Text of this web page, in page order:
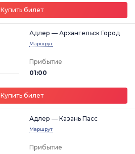
Купить билет
Адлер — Архангельск Город
Маршрут
Прибытие
01:00
Купить билет
Адлер — Казань Пасс
Маршрут
Прибытие